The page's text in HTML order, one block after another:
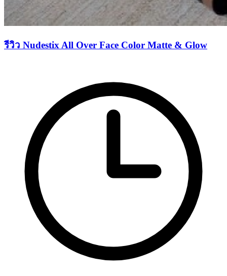
รีวิว Nudestix All Over Face Color Matte & Glow